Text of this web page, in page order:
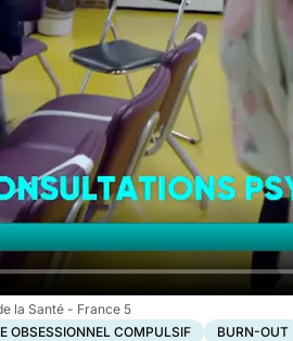
la Santé - France 5
OBSESSIONNEL COMPULSIF BURN-OUT